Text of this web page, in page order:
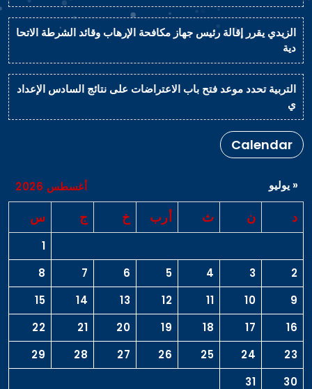
الزيدي يقرر إقالة رئيس جهاز مكافحة الإرهاب وقائد الشرطة الاتحا
دية
التربية تحدد موعد فتح باب الاعتراضات على نتائج السادس الإعداد
ي
Calendar
أغسطس 2026
د ن ث أرب خ ج س
1
2
3
4
5
6
7
8
9
10
11
12
13
14
15
16
17
18
19
20
21
22
23
24
25
26
27
28
29
30
31
« يوليو